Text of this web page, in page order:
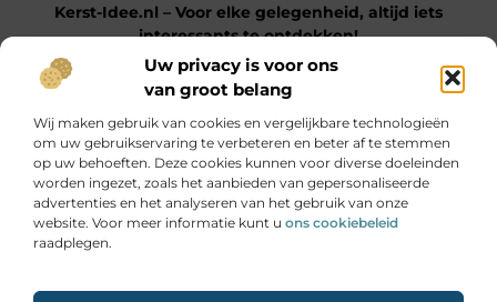
Uw privacy is voor ons
van groot belang
Wij maken gebruik van cookies en vergelijkbare technologieën
om uw gebruikservaring te verbeteren en beter af te stemmen
op uw behoeften. Deze cookies kunnen voor diverse doeleinden
worden ingezet, zoals het aanbieden van gepersonaliseerde
advertenties en het analyseren van het gebruik van onze
website. Voor meer informatie kunt u ons cookiebeleid
raadplegen.
Kerst-Idee.nl – Voor elke gelegenheid, altijd iets
interessants te ontdekken!
Op Kerst-Idee.nl vind je een gevarieerde verzameling
blogs en artikelen over uiteenlopende onderwerpen.
Van praktische tips tot inspirerende ideeën – laat je
verrassen door onze diverse en informatieve content!
Onze informatie